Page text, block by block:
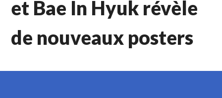
et Bae In Hyuk révèle
de nouveaux posters